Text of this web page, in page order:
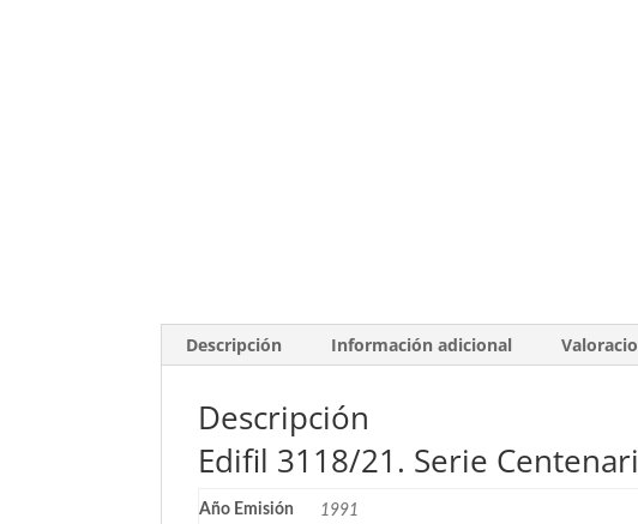
Descripción Información adicional
Descripción
Edifil 3118/21. Serie
Año Emisión 1991